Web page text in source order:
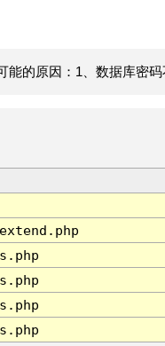
的原因：1、数据库密码